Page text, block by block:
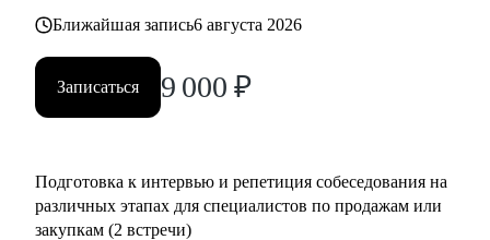
• Помощь в подготовке к прохождению тестирования SHL
Кому могу помочь:
• B2B продажи и закупки (услуги, товары)
• маркетплейсы.
Ближайшая запись6 августа 2026
Записаться 9 000 ₽
Подготовка к интервью и репетиция собеседования на
различных этапах для специалистов по продажам или
закупкам (2 встречи)